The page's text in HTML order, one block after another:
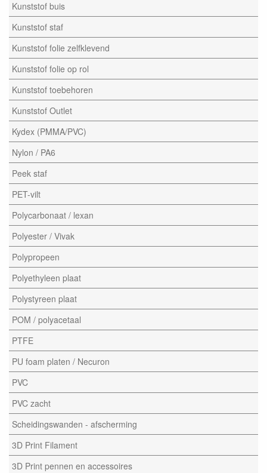
Kunststof buis
Kunststof staf
Kunststof folie zelfklevend
Kunststof folie op rol
Kunststof toebehoren
Kunststof Outlet
Kydex (PMMA/PVC)
Nylon / PA6
Peek staf
PET-vilt
Polycarbonaat / lexan
Polyester / Vivak
Polypropeen
Polyethyleen plaat
Polystyreen plaat
POM / polyacetaal
PTFE
PU foam platen / Necuron
PVC
PVC zacht
Scheidingswanden - afscherming
3D Print Filament
3D Print pennen en accessoires